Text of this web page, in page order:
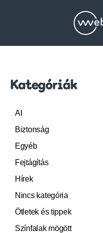
Kategóriák
AI
Biztonság
Egyéb
Fejtágítás
Hírek
Nincs kategória
Ötletek és tippek
Színfalak mögött